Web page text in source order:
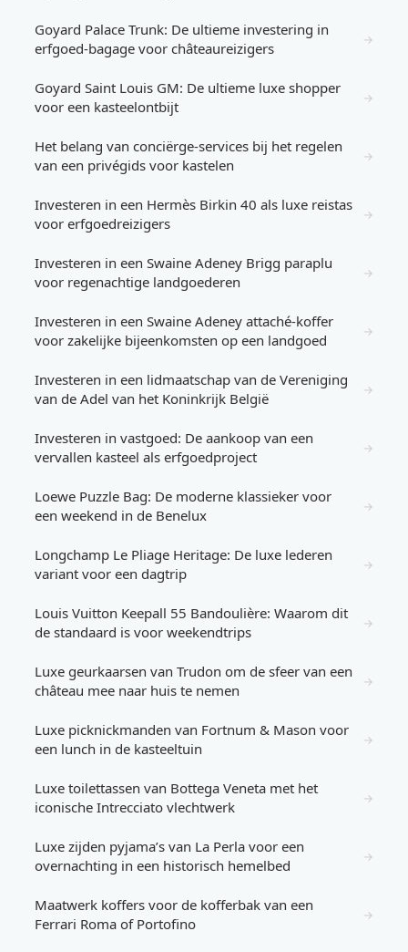
Goyard Palace Trunk: De ultieme investering in
erfgoed-bagage voor châteaureizigers
→
Goyard Saint Louis GM: De ultieme luxe shopper
voor een kasteelontbijt
→
Het belang van conciërge-services bij het regelen
van een privégids voor kastelen
→
Investeren in een Hermès Birkin 40 als luxe reistas
voor erfgoedreizigers
→
Investeren in een Swaine Adeney Brigg paraplu
voor regenachtige landgoederen
→
Investeren in een Swaine Adeney attaché-koffer
voor zakelijke bijeenkomsten op een landgoed
→
Investeren in een lidmaatschap van de Vereniging
van de Adel van het Koninkrijk België
→
Investeren in vastgoed: De aankoop van een
vervallen kasteel als erfgoedproject
→
Loewe Puzzle Bag: De moderne klassieker voor
een weekend in de Benelux
→
Longchamp Le Pliage Heritage: De luxe lederen
variant voor een dagtrip
→
Louis Vuitton Keepall 55 Bandoulière: Waarom dit
de standaard is voor weekendtrips
→
Luxe geurkaarsen van Trudon om de sfeer van een
château mee naar huis te nemen
→
Luxe picknickmanden van Fortnum & Mason voor
een lunch in de kasteeltuin
→
Luxe toilettassen van Bottega Veneta met het
iconische Intrecciato vlechtwerk
→
Luxe zijden pyjama’s van La Perla voor een
overnachting in een historisch hemelbed
→
Maatwerk koffers voor de kofferbak van een
Ferrari Roma of Portofino
→